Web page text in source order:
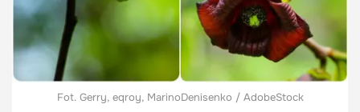
Fot. Gerry, eqroy, MarinoDenisenko / AdobeStock